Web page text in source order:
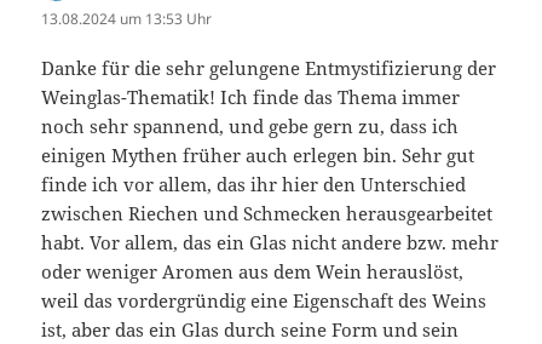
13.08.2024 um 13:53 Uhr
Danke für die sehr gelungene Entmystifizierung der
Weinglas-Thematik! Ich finde das Thema immer
noch sehr spannend, und gebe gern zu, dass ich
einigen Mythen früher auch erlegen bin. Sehr gut
finde ich vor allem, das ihr hier den Unterschied
zwischen Riechen und Schmecken herausgearbeitet
habt. Vor allem, das ein Glas nicht andere bzw. mehr
oder weniger Aromen aus dem Wein herauslöst,
weil das vordergründig eine Eigenschaft des Weins
ist, aber das ein Glas durch seine Form und sein